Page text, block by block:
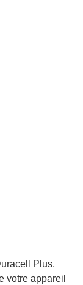
Plus,
votre appareil